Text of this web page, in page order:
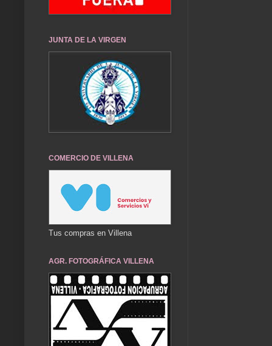
JUNTA DE LA VIRGEN
COMERCIO DE VILLENA
Tus compras en Villena
AGR. FOTOGRÁFICA VILLENA